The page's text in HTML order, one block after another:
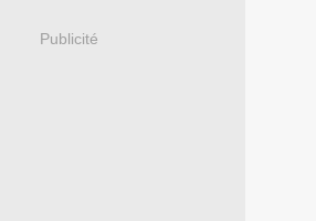
Publicité